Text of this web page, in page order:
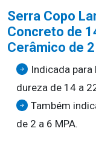
Serra Copo
Concreto de
Cerâmico de
Indicada
dureza de 14 a
Também
de 2 a 6 MPA.